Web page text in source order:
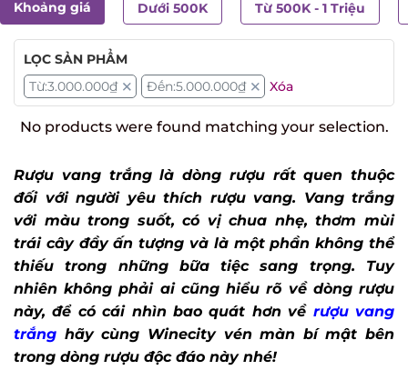
Khoảng giá Dưới 500K Từ 500K - 1 Triệu
Rượu vang trắng là dòng rượu rất quen thuộc
đối với người yêu thích rượu vang. Vang trắng
với màu trong suốt, có vị chua nhẹ, thơm mùi
trái cây đầy ấn tượng và là một phần không thể
thiếu trong những bữa tiệc sang trọng. Tuy
nhiên không phải ai cũng hiểu rõ về dòng rượu
này, để có cái nhìn bao quát hơn về rượu vang
trắng hãy cùng Winecity vén màn bí mật bên
trong dòng rượu độc đáo này nhé!
LỌC SẢN PHẨM
Từ:3.000.000₫ Đến:5.000.000₫ Xóa
No products were found matching your selection.